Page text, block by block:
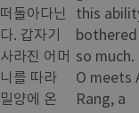
떠돌아다닌
다. 갑자기
사라진 어머
니를 따라
밀양에 온
this
so much.
O meets
Rang, a